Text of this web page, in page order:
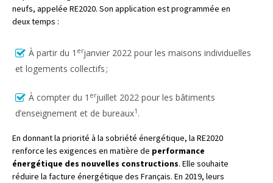
neufs, appelée RE2020. Son application est programmée en
deux temps :
À partir du 1 erjanvier 2022 pour les maisons individuelles
et logements collectifs ;
À compter du 1 erjuillet 2022 pour les bâtiments
d’enseignement et de bureaux1 .
En donnant la priorité à la sobriété énergétique, la RE2020
renforce les exigences en matière de performance
énergétique des nouvelles constructions. Elle souhaite
réduire la facture énergétique des Français. En 2019, leurs